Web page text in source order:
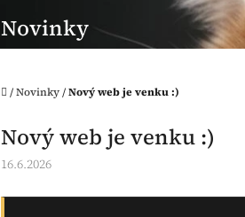
Novinky
Domů
/Novinky/Nový web je venku :)
Nový web je venku :)
16.6.2026